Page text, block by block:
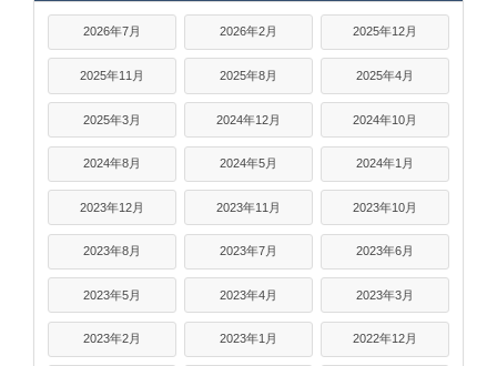
2026年7月 2026年2月 2025年12月
2025年11月 2025年8月 2025年4月
2025年3月 2024年12月 2024年10月
2024年8月 2024年5月 2024年1月
2023年12月 2023年11月 2023年10月
2023年8月 2023年7月 2023年6月
2023年5月 2023年4月 2023年3月
2023年2月 2023年1月 2022年12月